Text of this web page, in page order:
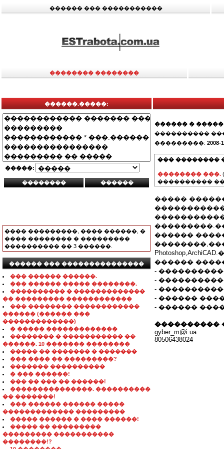
������ ��� �����������
�������� ��������
������.�����:
�����:
���� ���������, ���� ������, �
���� �������� � ���������
���������� �� 3 ������.
������ ��� ���������������
��� ������ ������.
��� ������ ����� ��������.
���������� � �������������
�� ��������� ������������
��� �������� ������������
������ (������ ���
�������������)
� ����� �������������
�������� � ����������� ��
������. 10 ������� ��������
����� �� ������� � �������
��� ���� �� ���������?
������� ����������
� ��� ������!
��� �� ��� �� ������!
���������������. ����������
�� �������!
��� ������ ������ �����
������������� ���������
����� ������ � ���� ������!
����� �� ���������
��������� �����������
��������!?
������ � �����
����������
���������: 2008-
��� ��������
�������� ���.
����������
�����
������
������
-
-
-
- ������
- ������
����������
gyber_m@i.ua
80506438024